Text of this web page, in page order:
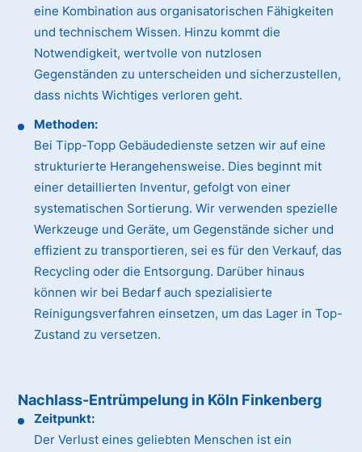
eine Kombination aus organisatorischen Fähigkeiten
und technischem Wissen. Hinzu kommt die
Notwendigkeit, wertvolle von nutzlosen
Gegenständen zu unterscheiden und sicherzustellen,
dass nichts Wichtiges verloren geht.
Methoden:
Bei Tipp-Topp Gebäudedienste setzen wir auf eine
strukturierte Herangehensweise. Dies beginnt mit
einer detaillierten Inventur, gefolgt von einer
systematischen Sortierung. Wir verwenden spezielle
Werkzeuge und Geräte, um Gegenstände sicher und
effizient zu transportieren, sei es für den Verkauf, das
Recycling oder die Entsorgung. Darüber hinaus
können wir bei Bedarf auch spezialisierte
Reinigungsverfahren einsetzen, um das Lager in Top-
Zustand zu versetzen.
Nachlass-Entrümpelung in Köln Finkenberg
Zeitpunkt:
Der Verlust eines geliebten Menschen ist ein